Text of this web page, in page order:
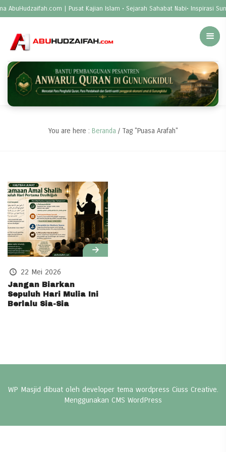
AbuHudzaifah.com | Pusat Kajian Islam • Sejarah Sahabat Nabi• Inspirasi
You are here : Beranda / Tag "Puasa Arafah"
22 Mei 2026
Jangan Biarkan
Sepuluh Hari Mulia Ini
Berlalu Sia-Sia
WP Masjid dibuat oleh developer tema wordpress Ciuss Creative.
Menggunakan CMS WordPress